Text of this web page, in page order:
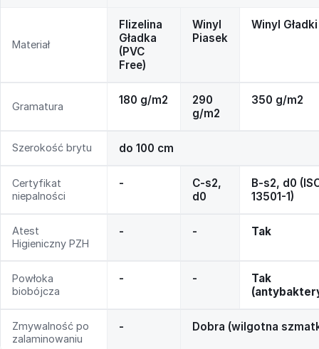
Materiał
Flizelina
Gładka
(PVC
Free)
Winyl
Piasek
Winyl Gładki
Gramatura 180 g/m2
290
g/m2
350 g/m2
Szerokość brytu do 100 cm
Certyfikat
niepalności
-
C-s2,
d0
B-s2, d0
13501-1)
Atest
Higieniczny PZH
- - Tak
Powłoka
biobójcza
- -
Tak
Zmywalność po
zalaminowaniu
- Dobra (wilgotna